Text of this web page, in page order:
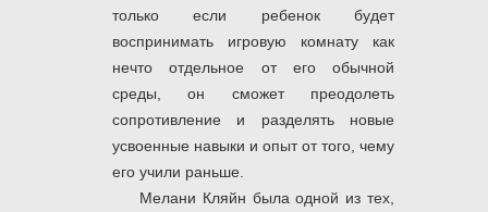
только если ребенок будет
воспринимать игровую комнату как
нечто отдельное от его обычной
среды, он сможет преодолеть
сопротивление и разделять новые
усвоенные навыки и опыт от того, чему
его учили раньше.
Мелани Кляйн была одной из тех,